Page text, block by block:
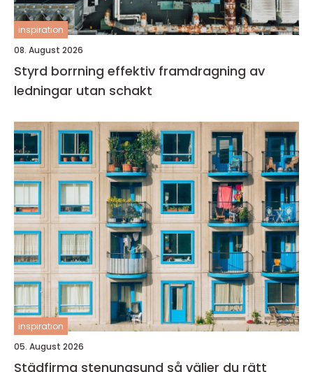
inspiration
08. August 2026
Styrd borrning effektiv framdragning av
ledningar utan schakt
inspiration
05. August 2026
Städfirma stenungsund så väljer du rätt